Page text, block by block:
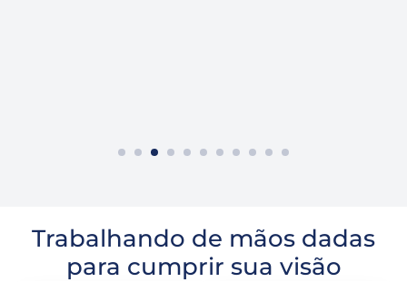
Trabalhando de mãos dadas
para cumprir sua visão